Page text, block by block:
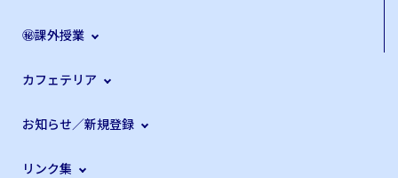
㊙課外授業
カフェテリア
お知らせ／新規登録
リンク集